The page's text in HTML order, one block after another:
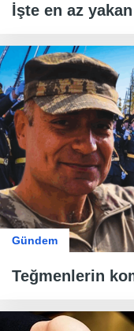
İşte en az
Gündem
Teğmenlerin